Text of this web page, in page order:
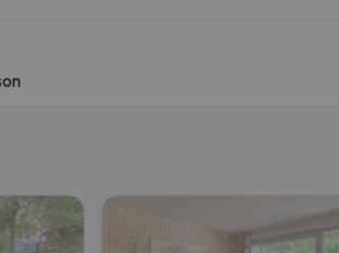
boussole, il reviendra.